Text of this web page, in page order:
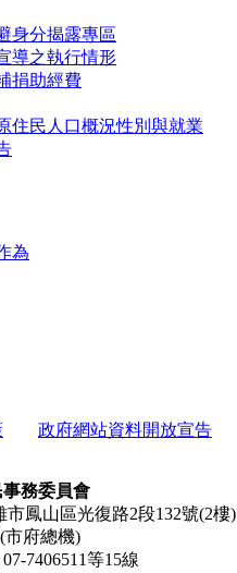
身分揭露專區
導之執行情形
捐助經費
住民人口概況性別與就業
為
政府網站資料開放宣告
務委員會
市鳳山區光復路2段132號(2樓)
市府總機)
7406511等15線